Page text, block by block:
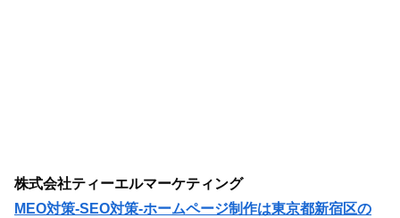
株式会社ティーエルマーケティング
MEO対策-SEO対策-ホームページ制作は東京都新宿区の